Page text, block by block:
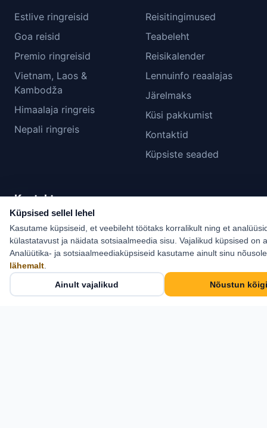
Estlive ringreisid
Goa reisid
Premio ringreisid
Vietnam, Laos &
Kambodža
Himaalaja ringreis
Nepali ringreis
Reisitingimused
Teabeleht
Reisikalender
Lennuinfo reaalajas
Järelmaks
Küsi pakkumist
Kontaktid
Küpsiste seaded
Kontakt
Estlive Travel OÜ
Cosius Pubi, II korrus
Pikk tn 21, Kose,
Harjumaa 75101
+372 6 555 800
Küpsised sellel lehel
Kasutame küpsiseid, et veebileht töötaks korralikult ning et
külastatavust ja näidata sotsiaalmeedia sisu. Vajalikud küpsised on
Analüütika- ja sotsiaalmeediaküpsiseid kasutame ainult sinu
lähemalt.
Ainult vajalikud Nõustun